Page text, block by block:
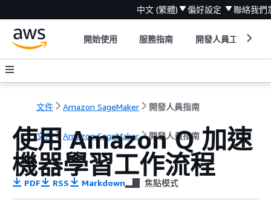
中文 (繁體) 偏好設定 聯絡我們
開始使用 服務指南 開發人員工具
文件 Amazon SageMaker 開發人員指南
文件 Amazon SageMaker 開發人員指南
使用 Amazon Q 加速
機器學習工作流程
PDF RSS Markdown 焦點模式